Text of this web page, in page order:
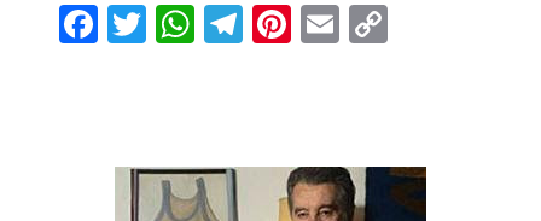
Facebook
Twitter
WhatsApp
Telegram
Pinterest
EmailCopy